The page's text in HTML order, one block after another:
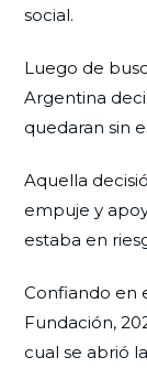
social.
Luego de
Argentina
quedaran sin
Aquella
empuje y
estaba en
Confiando en
Fundación,
cual se abrió